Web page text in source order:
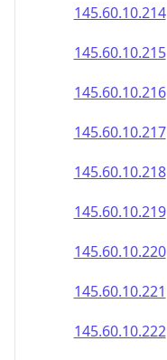
145.60.10.214
145.60.10.215
145.60.10.216
145.60.10.217
145.60.10.218
145.60.10.219
145.60.10.220
145.60.10.221
145.60.10.222